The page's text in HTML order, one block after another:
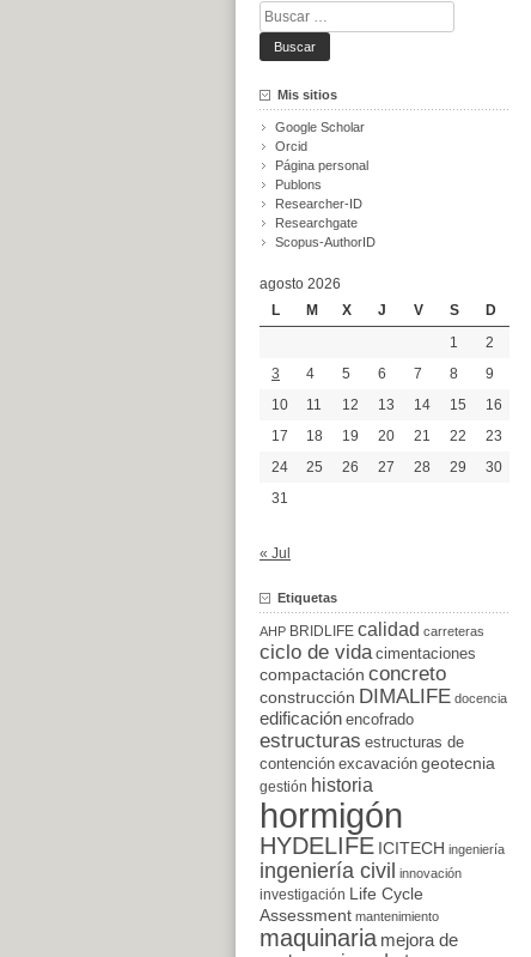
Buscar:
Mis sitios
Google Scholar
Orcid
Página personal
Publons
Researcher-ID
Researchgate
Scopus-AuthorID
agosto 2026
L
M X J V S
D
1
2
3
4 5 6 7 8
9
10
11 12 13 14 15
16
17
18 19 20 21 22
23
24
25 26 27 28 29
30
31
« Jul
Etiquetas
AHP BRIDLIFE calidad carreteras
ciclo de vida cimentaciones
compactación concreto
construcción DIMALIFE docencia
edificación encofrado
estructuras estructuras de
contención excavación geotecnia
gestión historia
hormigón
HYDELIFE ICITECH ingeniería
ingeniería civil innovación
investigación
Life Cycle
Assessment mantenimiento
maquinaria mejora de